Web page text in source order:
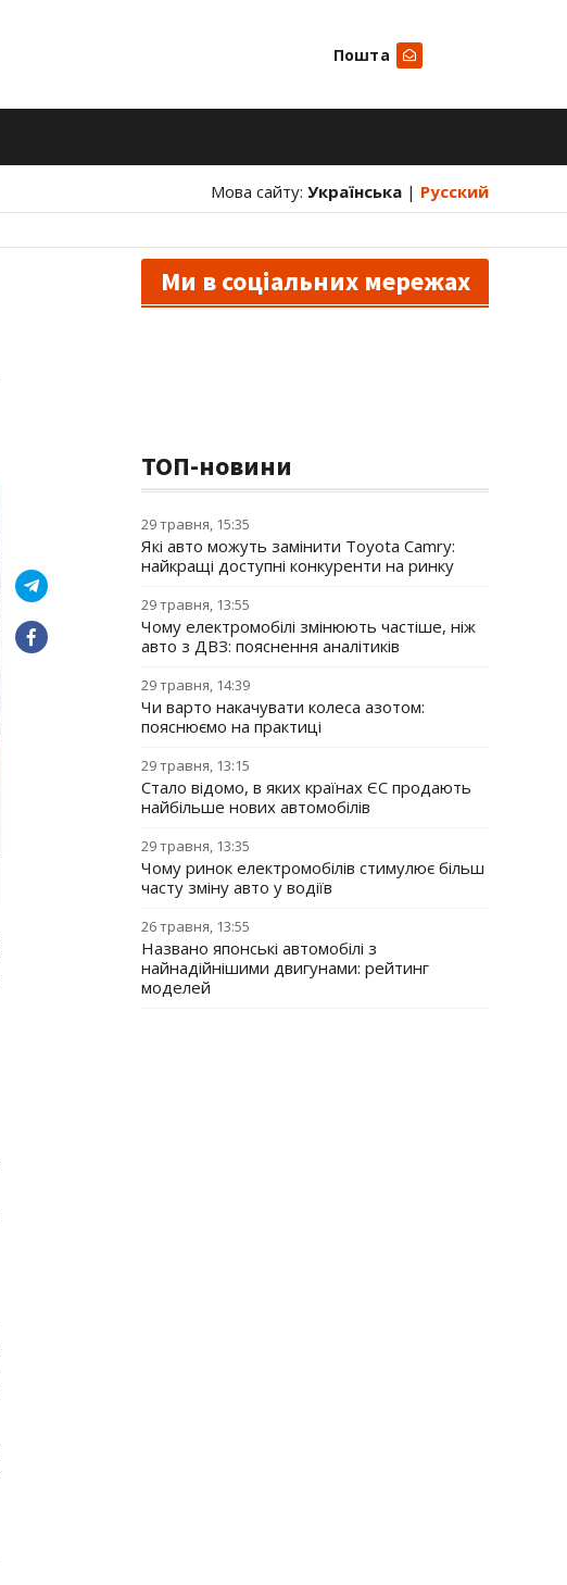
Пошта
Мова сайту: Українська | Русский
Ми в соціальних мережах
ТОП-новини
29 травня, 15:35
Які авто можуть замінити Toyota Camry:
найкращі доступні конкуренти на ринку
29 травня, 13:55
Чому електромобілі змінюють частіше, ніж
авто з ДВЗ: пояснення аналітиків
29 травня, 14:39
Чи варто накачувати колеса азотом:
пояснюємо на практиці
29 травня, 13:15
Стало відомо, в яких країнах ЄС продають
найбільше нових автомобілів
29 травня, 13:35
Чому ринок електромобілів стимулює більш
часту зміну авто у водіїв
26 травня, 13:55
Названо японські автомобілі з
найнадійнішими двигунами: рейтинг
моделей